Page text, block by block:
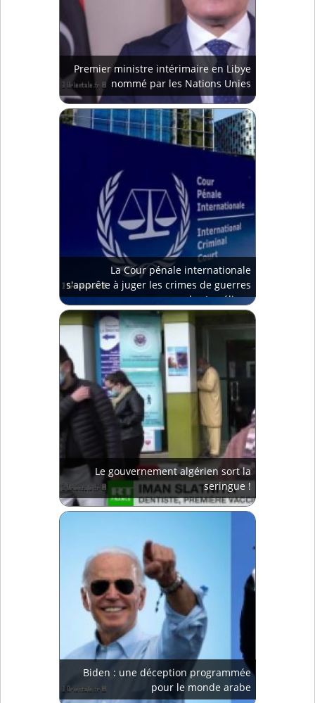
Premier ministre intérimaire en Libye
nommé par les Nations Unies
La Cour pénale internationale
s'apprête à juger les crimes de guerres
des Israéliens
Le gouvernement algérien sort la
seringue !
Biden : une déception programmée
pour le monde arabe